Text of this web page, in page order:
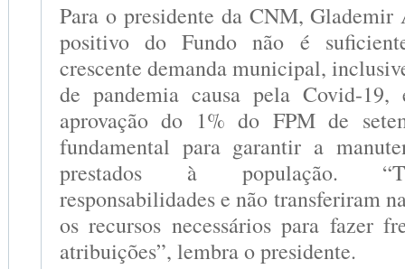
Para o presidente da CNM,
positivo do Fundo não é
crescente demanda municipal,
de pandemia causa pela Covid-
aprovação do 1% do FPM de
fundamental para garantir a
prestados à população.
responsabilidades e não transferiram
os recursos necessários para fazer
atribuições”, lembra o presidente.